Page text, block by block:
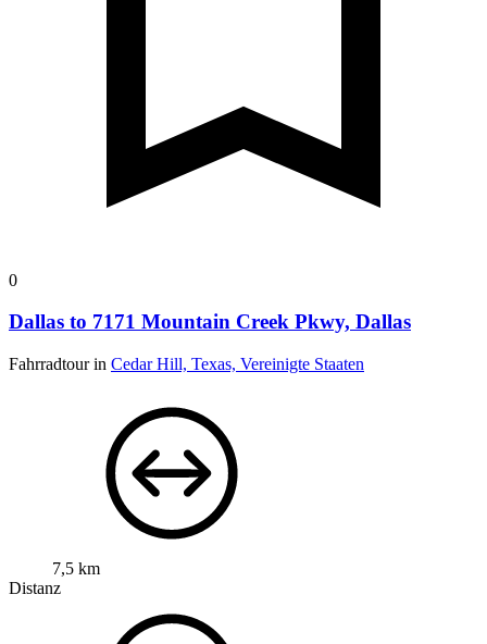
0
Dallas to 7171 Mountain Creek Pkwy, Dallas
Fahrradtour in Cedar Hill, Texas, Vereinigte Staaten
7,5 km
Distanz